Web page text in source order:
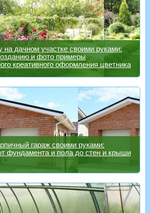
дачном участке своими руками:
и фото примеры
креативного оформления цветника
гараж своими руками:
фундамента и пола до стен и крыши